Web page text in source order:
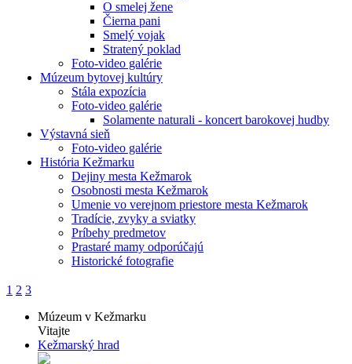
O smelej žene
Čierna pani
Smelý vojak
Stratený poklad
Foto-video galérie
Múzeum bytovej kultúry
Stála expozícia
Foto-video galérie
Solamente naturali - koncert barokovej hudby
Výstavná sieň
Foto-video galérie
História Kežmarku
Dejiny mesta Kežmarok
Osobnosti mesta Kežmarok
Umenie vo verejnom priestore mesta Kežmarok
Tradície, zvyky a sviatky
Príbehy predmetov
Prastaré mamy odporúčajú
Historické fotografie
1 2 3
Múzeum v Kežmarku
Vitajte
Kežmarský hrad